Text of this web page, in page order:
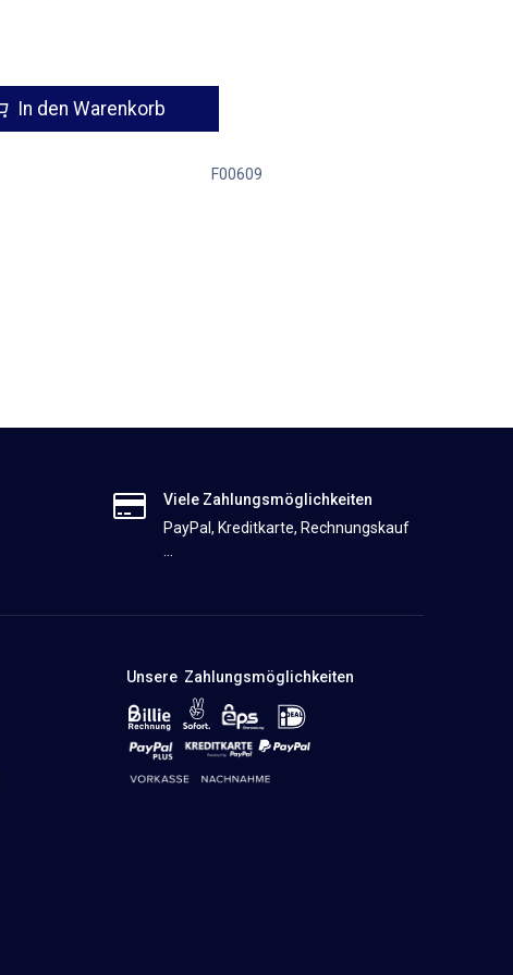
In den Warenkorb
F00609
Viele Zahlungsmöglichkeiten
PayPal, Kreditkarte, Rechnungskauf
Unsere Zahlungsmöglichkeiten